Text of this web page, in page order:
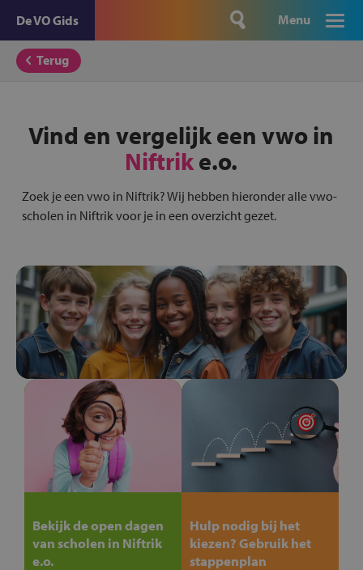
De VO Gids Menu
Terug
Vind en vergelijk een vwo in
Niftrike.o.
Zoek je een vwo in Niftrik? Wij hebben hieronder alle vwo-
scholen in Niftrik voor je in een overzicht gezet.
Bekijk de open dagen
van scholen in Niftrik
e.o.
Hulp nodig bij het
kiezen? Gebruik het
stappenplan